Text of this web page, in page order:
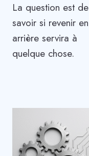
La question est de
savoir si revenir en
arrière servira à
quelque chose.